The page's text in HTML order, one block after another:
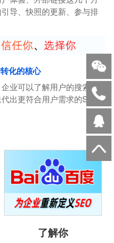
导、快照的更新、参与排
化的核心
业可以了解用户的搜索习
出更符合用户需求的SEO
了解你